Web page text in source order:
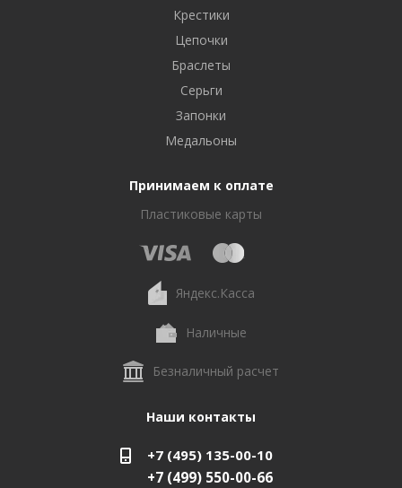
Крестики
Цепочки
Браслеты
Серьги
Запонки
Медальоны
Принимаем к оплате
Пластиковые карты
Яндекс.Касса
Наличные
Безналичный расчет
Наши контакты
+7 (495) 135-00-10
+7 (499) 550-00-66